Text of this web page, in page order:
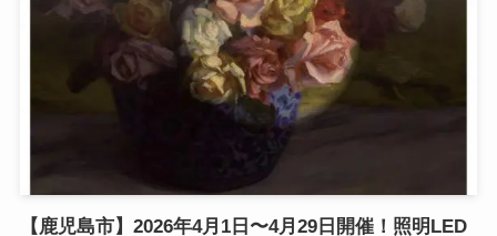
【鹿児島市】2026年4月1日〜4月29日開催！照明LED